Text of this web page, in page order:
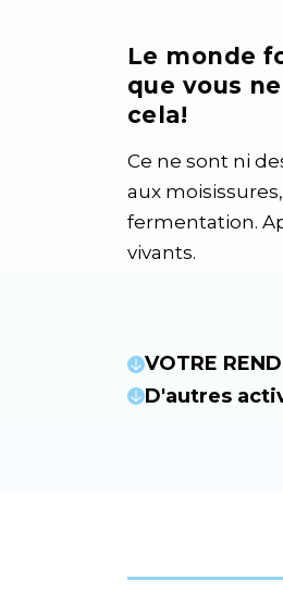
Le monde
que vous
cela!
Ce ne sont ni
aux
fermentation.
vivants.
VOTRE
D'autres